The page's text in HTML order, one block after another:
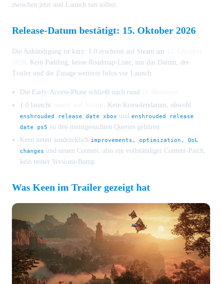
zwischen jetzt und Launch tun solltet.
Release-Datum bestätigt: 15. Oktober 2026
Die Ankündigung ist kurz: 1.0 erscheint auf Steam am
. Kein Padding, keine Roadmap-Liste, nur das Datum, der
Trailer und die Zusage weiterer Infos vor Launch.
Die Early-Access-Phase schließt nach rund
1.0 launcht
. Kein Konsolendatum, obwohl
enshrouded release date xbox und enshrouded release
date ps5 zu den meistgesuchten Queries gehören.
Keen nennt ausdrücklich improvements, optimization, QoL
changes und neuen Content, also ein vollständiger Content-Patch,
kein reiner Versions-Bump.
Was Keen im Trailer gezeigt hat